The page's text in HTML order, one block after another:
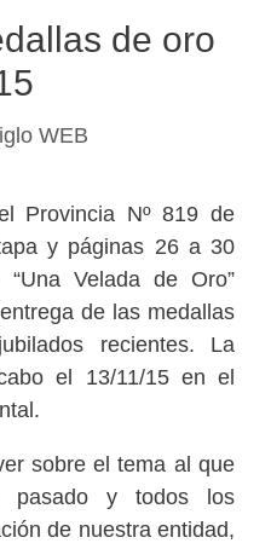
de oro
WEB
Provincia Nº 819 de
y páginas 26 a 30
Velada de Oro”
de las medallas
recientes. La
el 13/11/15 en el
sobre el tema al que
pasado y todos los
de nuestra entidad,